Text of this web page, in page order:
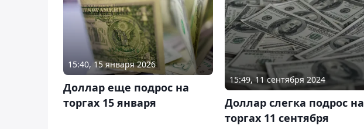
15:40, 15 января 2026
Доллар еще подрос на
торгах 15 января
15:49, 11 сентября 2024
Доллар слегка подрос на
торгах 11 сентября